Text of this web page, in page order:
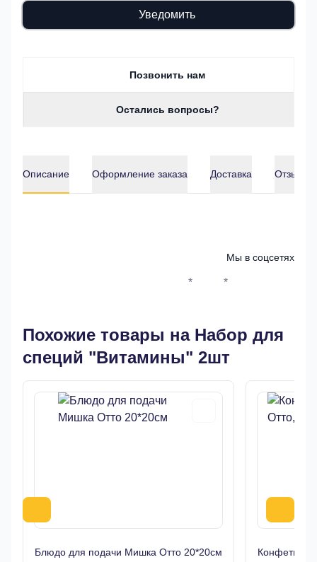
Уведомить
Позвонить нам
Остались вопросы?
Описание Оформление заказа Доставка Отзывы
Мы в соцсетях
* *
Похожие товары на Набор для
специй "Витамины" 2шт
Блюдо для подачи Мишка Отто 20*20см